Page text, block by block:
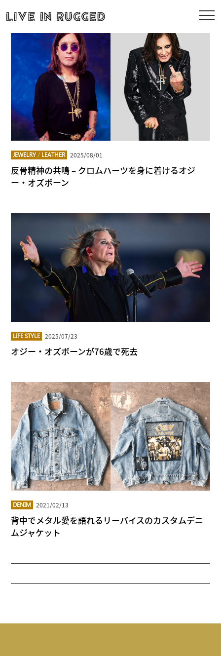
JEWELRY / LEATHER 2025/08/01
反骨精神の共鳴 – クロムハーツを身に着けるオジ
ー・オズボーン
LIFE STYLE 2025/07/23
オジー・オズボーンが76歳で死去
DENIM 2021/02/13
背中でメタル愛を語れるリーバイスのカスタムデニ
ムジャケット